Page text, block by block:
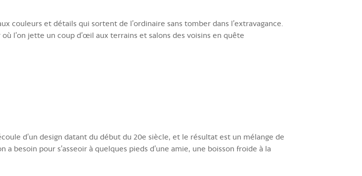
couleurs et détails qui sortent de l’ordinaire sans tomber dans l’extravagance.
l’on jette un coup d’œil aux terrains et salons des voisins en quête
d’un design datant du début du 20e siècle, et le résultat est un mélange de
besoin pour s’asseoir à quelques pieds d’une amie, une boisson froide à la